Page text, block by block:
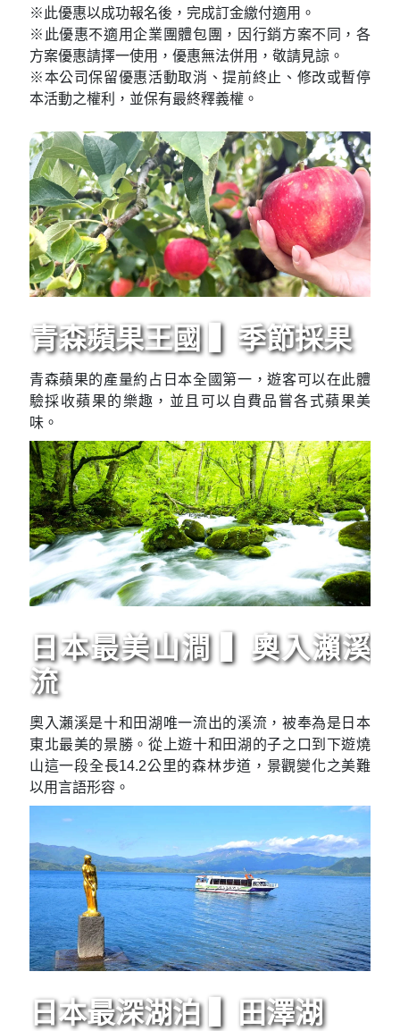
※此優惠以成功報名後，完成訂金繳付適用。
※此優惠不適用企業團體包團，因行銷方案不同，各
方案優惠請擇一使用，優惠無法併用，敬請見諒。
※本公司保留優惠活動取消、提前終止、修改或暫停
本活動之權利，並保有最終釋義權。
青森蘋果王國 ▍季節採果
青森蘋果的產量約占日本全國第一，遊客可以在此體
驗採收蘋果的樂趣，並且可以自費品嘗各式蘋果美
味。
日本最美山澗 ▍奧入瀨溪
流
奧入瀨溪是十和田湖唯一流出的溪流，被奉為是日本
東北最美的景勝。從上遊十和田湖的子之口到下遊燒
山這一段全長14.2公里的森林步道，景觀變化之美難
以用言語形容。
日本最深湖泊 ▍田澤湖